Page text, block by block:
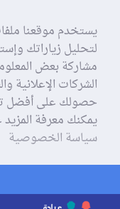
يستخدم موقعنا
لتحليل زياراتك
الشركات الإعلانية
حصولك على أفضل
يمكنك معرفة
سياسة الخصوصية